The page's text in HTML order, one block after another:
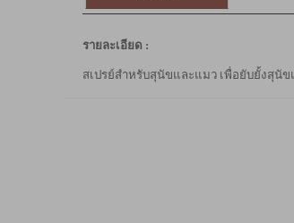
รายละเอียด :
สเปรย์สำหรับสุนัขและแมว เพื่อยับยั้งสุนั